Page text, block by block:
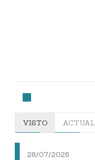
VISTO ACTUAL
28/07/2026